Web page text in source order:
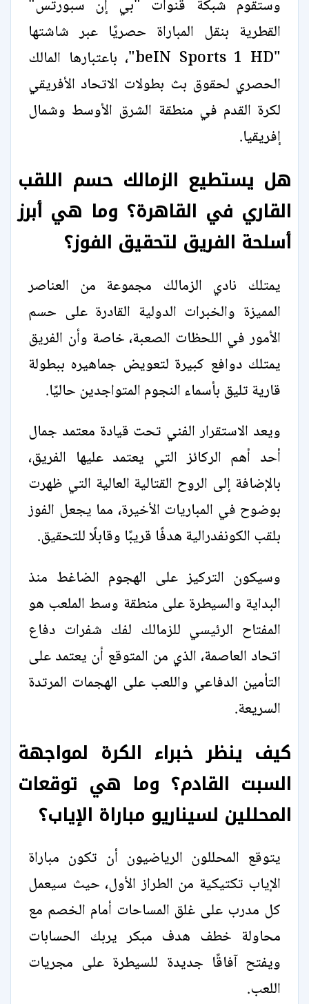
وستقوم شبكة قنوات "بي إن سبورتس"
القطرية بنقل المباراة حصريًا عبر شاشتها
"beIN Sports 1 HD"، باعتبارها المالك
الحصري لحقوق بث بطولات الاتحاد الأفريقي
لكرة القدم في منطقة الشرق الأوسط وشمال
إفريقيا.
هل يستطيع الزمالك حسم اللقب
القاري في القاهرة؟ وما هي أبرز
أسلحة الفريق لتحقيق الفوز؟
يمتلك نادي الزمالك مجموعة من العناصر
المميزة والخبرات الدولية القادرة على حسم
الأمور في اللحظات الصعبة، خاصة وأن الفريق
يمتلك دوافع كبيرة لتعويض جماهيره ببطولة
قارية تليق بأسماء النجوم المتواجدين حاليًا.
ويعد الاستقرار الفني تحت قيادة معتمد جمال
أحد أهم الركائز التي يعتمد عليها الفريق،
بالإضافة إلى الروح القتالية العالية التي ظهرت
بوضوح في المباريات الأخيرة، مما يجعل الفوز
بلقب الكونفدرالية هدفًا قريبًا وقابلًا للتحقيق.
وسيكون التركيز على الهجوم الضاغط منذ
البداية والسيطرة على منطقة وسط الملعب هو
المفتاح الرئيسي للزمالك لفك شفرات دفاع
اتحاد العاصمة، الذي من المتوقع أن يعتمد على
التأمين الدفاعي واللعب على الهجمات المرتدة
السريعة.
كيف ينظر خبراء الكرة لمواجهة
السبت القادم؟ وما هي توقعات
المحللين لسيناريو مباراة الإياب؟
يتوقع المحللون الرياضيون أن تكون مباراة
الإياب تكتيكية من الطراز الأول، حيث سيعمل
كل مدرب على غلق المساحات أمام الخصم مع
محاولة خطف هدف مبكر يربك الحسابات
ويفتح آفاقًا جديدة للسيطرة على مجريات
اللعب.